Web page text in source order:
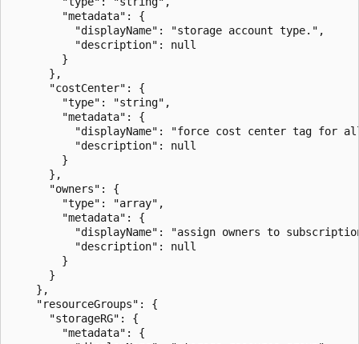
        "metadata": {
          "displayName": "storage account type.",
          "description": null
        }
      },
      "costCenter": {
        "type": "string",
        "metadata": {
"displayName": "force cost center tag for
          "description": null
        }
      },
      "owners": {
        "type": "array",
        "metadata": {
"displayName": "assign owners to
          "description": null
        }
      }
    },
    "resourceGroups": {
      "storageRG": {
        "metadata": {